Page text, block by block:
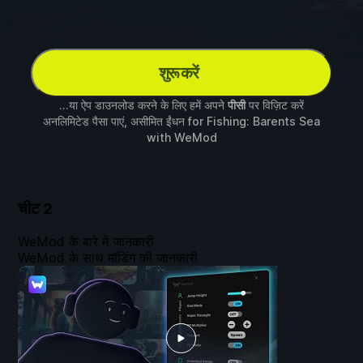
शुरू करें
...या ऐप डाउनलोड करने के लिए हमें अपने पीसीपर विज़िट करें
अनलिमिटेड पैसा पाएं, असीमित ईंधन for Fishing: Barents Sea
with WeMod
चीट 2
WeMod के बारे में जानकारी
WeMod के साथ मॉडिंग की जानकारी